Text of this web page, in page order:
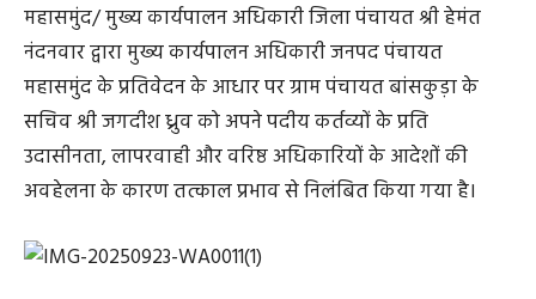
महासमुंद/ मुख्य कार्यपालन अधिकारी जिला पंचायत श्री हेमंत
नंदनवार द्वारा मुख्य कार्यपालन अधिकारी जनपद पंचायत
महासमुंद के प्रतिवेदन के आधार पर ग्राम पंचायत बांसकुड़ा के
सचिव श्री जगदीश ध्रुव को अपने पदीय कर्तव्यों के प्रति
उदासीनता, लापरवाही और वरिष्ठ अधिकारियों के आदेशों की
अवहेलना के कारण तत्काल प्रभाव से निलंबित किया गया है।